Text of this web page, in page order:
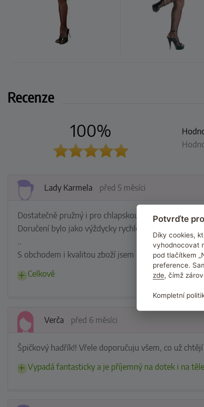
Recenze
100%
Lady Karmela před 5 měsíci
Dostatečně pružný i pro chlapskou postavu a nedře
Doručení bylo jako výždycky rychlé a diskrétní.
..
S obchodem i kvalitou zboží jsem maximálně
Celkově
Verča před 6 měsíci
Špičkový hadřík!! Vřele doporučuju všem, co už
Vypadá fantasticky a je příjemný na dotek i na těle
Potvrďte
Díky cookies,
vyhodnocovat
pod tlačítkem
preference.
zde, čímž
Kompletní